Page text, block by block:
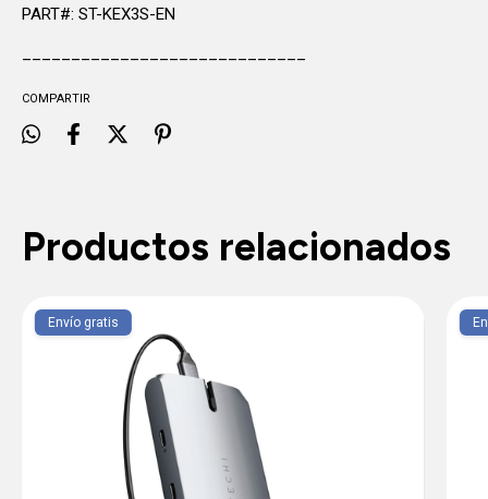
PART#: ST-KEX3S-EN
COMPARTIR
Productos relacionados
Envío gratis